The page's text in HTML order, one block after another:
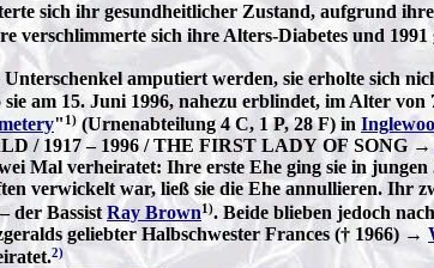
sich ihr gesundheitlicher Zustand, aufgrund
verschlimmerte sich ihre Alters-Diabetes und
Unterschenkel amputiert werden, sie erholte sich
sie am 15. Juni 1996, nahezu erblindet, im Alter
" 1) (Urnenabteilung 4 C, 1 P, 28 F) in
/ 1917 – 1996 / THE FIRST LADY OF SONG
Mal verheiratet: Ihre erste Ehe ging sie in
verwickelt war, ließ sie die Ehe annullieren. Ihr
der Bassist Ray Brown1). Beide blieben jedoch
geliebter Halbschwester Frances († 1966) →
2)